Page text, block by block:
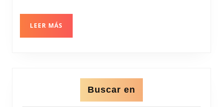
LEER MÁS
Buscar en